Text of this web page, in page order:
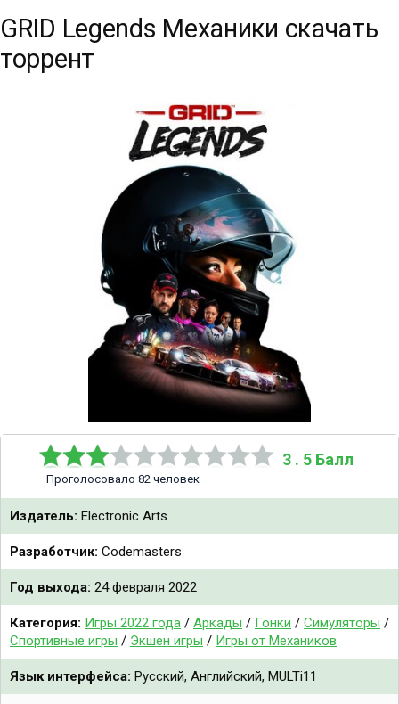
GRID Legends Механики скачать
торрент
3 . 5 Балл
Проголосовало 82 человек
Издатель: Electronic Arts
Разработчик: Codemasters
Год выхода: 24 февраля 2022
Категория: Игры 2022 года / Аркады / Гонки / Симуляторы /
Спортивные игры / Экшен игры / Игры от Механиков
Язык интерфейса: Русский, Английский, MULTi11